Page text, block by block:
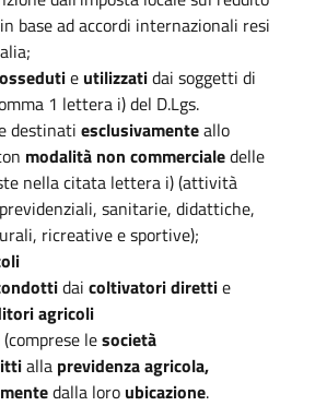
base ad accordi internazionali resi
e utilizzatidai soggetti di
1 lettera i) del D.Lgs.
destinati esclusivamenteallo
modalità non commercialedelle
nella citata lettera i) (attività
sanitarie, didattiche,
ricreative e sportive);
dai coltivatori direttie
agricoli
(comprese lesocietà
alla previdenza agricola,
dalla loro ubicazione.